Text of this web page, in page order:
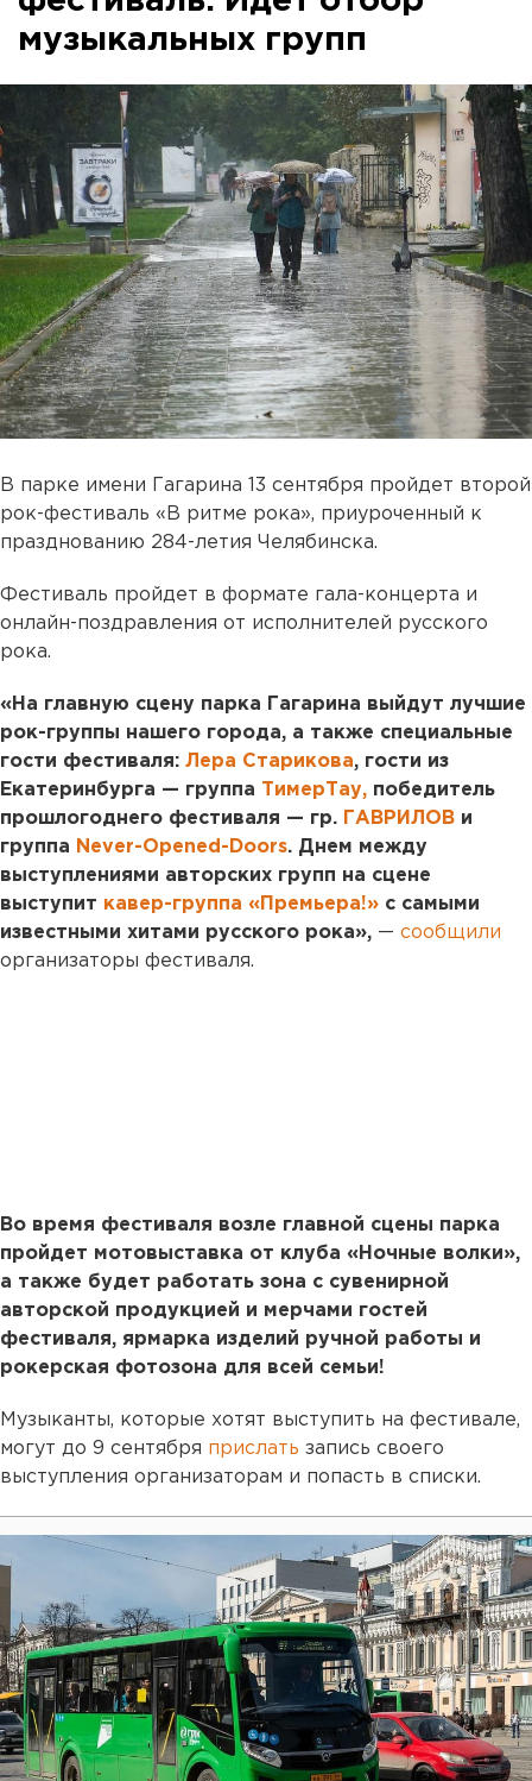
музыкальных групп
В парке имени Гагарина 13 сентября пройдет второй
рок-фестиваль «В ритме рока», приуроченный к
празднованию 284-летия Челябинска.
Фестиваль пройдет в формате гала-концерта и
онлайн-поздравления от исполнителей русского
рока.
«На главную сцену парка Гагарина выйдут лучшие
рок-группы нашего города, а также специальные
гости фестиваля: Лера Старикова, гости из
Екатеринбурга — группа ТимерТау, победитель
прошлогоднего фестиваля — гр. ГАВРИЛОВ и
группа Never-Opened-Doors. Днем между
выступлениями авторских групп на сцене
выступит кавер-группа «Премьера!» с самыми
известными хитами русского рока», — сообщили
организаторы фестиваля.
Во время фестиваля возле главной сцены парка
пройдет мотовыставка от клуба «Ночные волки»,
а также будет работать зона с сувенирной
авторской продукцией и мерчами гостей
фестиваля, ярмарка изделий ручной работы и
рокерская фотозона для всей семьи!
Музыканты, которые хотят выступить на фестивале,
могут до 9 сентября прислать запись своего
выступления организаторам и попасть в списки.